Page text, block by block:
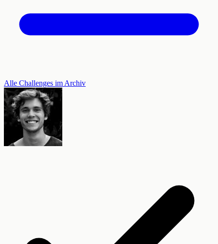
Alle Challenges im Archiv